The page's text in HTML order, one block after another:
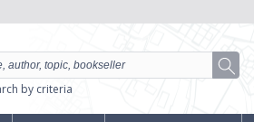
by criteria